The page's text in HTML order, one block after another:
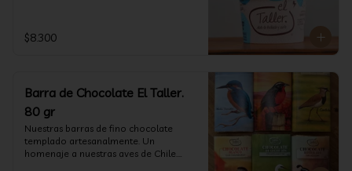
$8.300
Barra de Chocolate El Taller.
80 gr
Nuestras barras de fino chocolate
templado artesanalmente. Un
homenaje a nuestras aves de Chile.